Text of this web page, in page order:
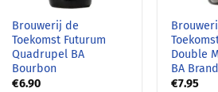
Brouwerij de
Toekomst Futurum
Quadrupel BA
Bourbon
€6.90
Double
BA
€7.95